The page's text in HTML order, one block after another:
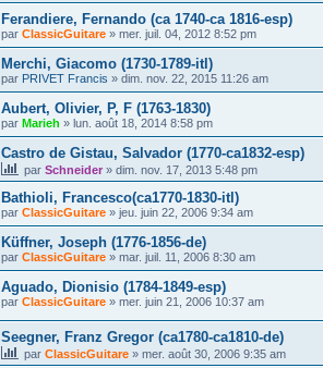
Ferandiere, Fernando (ca 1740-ca 1816-esp)
par ClassicGuitare » mer. juil. 04, 2012 8:52 pm
Merchi, Giacomo (1730-1789-itl)
par PRIVET Francis » dim. nov. 22, 2015 11:26 am
Aubert, Olivier, P, F (1763-1830)
par Marieh » lun. août 18, 2014 8:58 pm
Castro de Gistau, Salvador (1770-ca1832-esp)
par Schneider » dim. nov. 17, 2013 5:48 pm
Bathioli, Francesco(ca1770-1830-itl)
par ClassicGuitare » jeu. juin 22, 2006 9:34 am
Küffner, Joseph (1776-1856-de)
par ClassicGuitare » mar. juil. 11, 2006 8:30 am
Aguado, Dionisio (1784-1849-esp)
par ClassicGuitare » mer. juin 21, 2006 10:37 am
Seegner, Franz Gregor (ca1780-ca1810-de)
par ClassicGuitare » mer. août 30, 2006 9:35 am